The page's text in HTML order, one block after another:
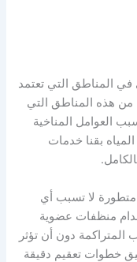
المناطق التي تعتمد
من هذه المناطق التي
العوامل المناخية
بقنا خدمات
لا تسبب أي
منظفات عضوية
المتراكمة دون أن تؤثر
خطوات تعقيم دقيقة